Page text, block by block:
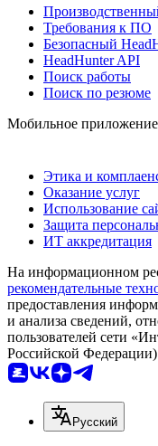
Требования к ПО
Безопасный
HeadHunter API
Поиск работы
Поиск по резюме
Мобильное приложение
Этика и
Оказание услуг
Использование
Защита
ИТ аккредитация
На информационном
рекомендательные
предоставления
и анализа сведений,
пользователей сети
Российской Федерации)
Русский